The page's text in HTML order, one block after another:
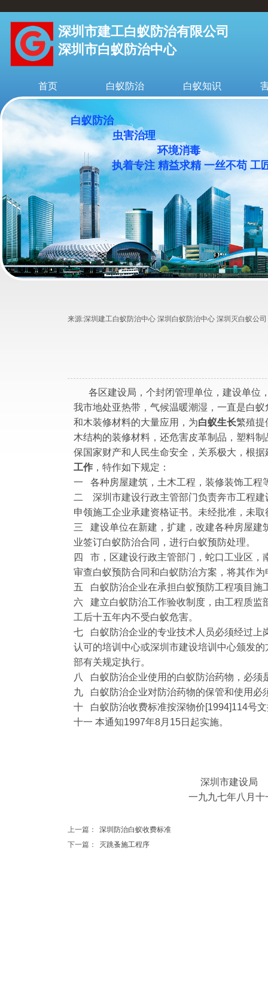
首页 白蚁防治 白蚁知识
深圳市建工白蚁防治有限公司
深圳市白蚁防治中心
白蚁防治
虫害治理
环境消毒
执着专注 精益求精 一丝不苟 工
来源:深圳建工白蚁防治中心 深圳白蚁防治中心 深圳灭白蚁公司
各区建设局，个封闭管理单位，建设单位
我市地处亚热带，气候温暖潮湿，一直是白
和木装修材料的大量应用，为白蚁生长繁殖提
木结构的装修材料，还危害皮革制品，塑料
保国家财产和人民生命安全，关系极大，根
工作 ，特作如下规定：
一 各种房屋建筑，土木工程，装修装饰工程
二 深圳市建设行政主管部门负责奔市工程建
申领施工企业承建资格证书。未经批准，未
三 建设单位在新建，扩建，改建各种房屋建
业签订白蚁防治合同，进行白蚁预防处理。
四 市，区建设行政主管部门，蛇口工业区，
审查白蚁预防合同和白蚁防治方案，将其作
五 白蚁防治企业在承担白蚁预防工程项目施
六 建立白蚁防治工作验收制度，由工程质监
工后十五年内不受白蚁危害。
七 白蚁防治企业的专业技术人员必须经过上
认可的培训中心或深圳市建设培训中心颁发
部有关规定执行。
八 白蚁防治企业使用的白蚁防治药物，必须
九 白蚁防治企业对防治药物的保管和使用必
十 白蚁防治收费标准按深物价[1994]114号
十一 本通知1997年8月15日起实施。
深圳市建设局
一九九七年八月十一
上一篇：
深圳防治白蚁收费标准
下一篇：
灭跳蚤施工程序